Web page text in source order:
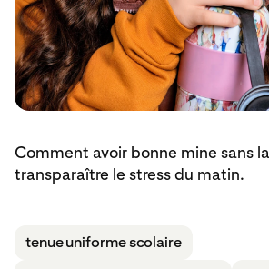
Comment avoir bonne mine sans
transparaître le stress du matin.
tenue uniforme scolaire